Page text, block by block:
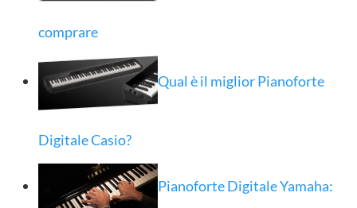
comprare
Qual è il miglior Pianoforte
Digitale Casio?
Pianoforte Digitale Yamaha: